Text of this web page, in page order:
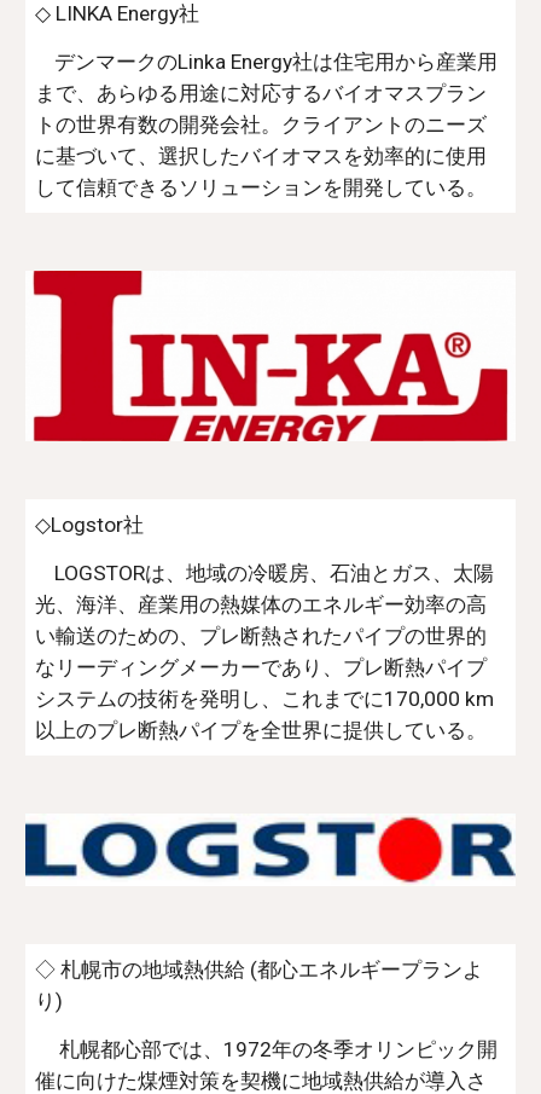
◇ LINKA Energy社
デンマークのLinka Energy社は住宅用から産業用
まで、あらゆる用途に対応するバイオマスプラン
トの世界有数の開発会社。クライアントのニーズ
に基づいて、選択したバイオマスを効率的に使用
して信頼できるソリューションを開発している。
◇Logstor社
LOGSTORは、地域の冷暖房、石油とガス、太陽
光、海洋、産業用の熱媒体のエネルギー効率の高
い輸送のための、プレ断熱されたパイプの世界的
なリーディングメーカーであり、プレ断熱パイプ
システムの技術を発明し、これまでに170,000 km
以上のプレ断熱パイプを全世界に提供している。
◇ 札幌市の地域熱供給 (都心エネルギープランよ
り)
札幌都心部では、1972年の冬季オリンピック開
催に向けた煤煙対策を契機に地域熱供給が導入さ